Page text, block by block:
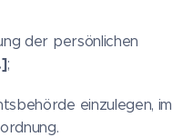
der persönlichen
;
einzulegen, im